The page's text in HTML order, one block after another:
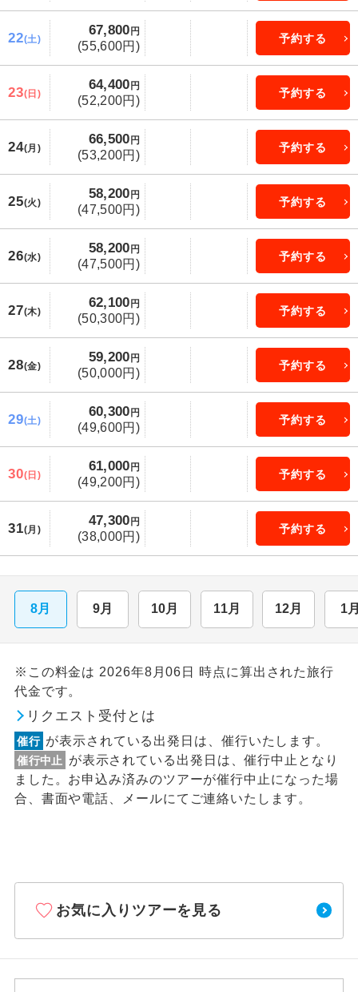
22(土)
67,800 円
(55,600円)
予約する
23(日)
64,400 円
(52,200円)
予約する
24(月)
66,500 円
(53,200円)
予約する
25(火)
58,200 円
(47,500円)
予約する
26(水)
58,200 円
(47,500円)
予約する
27(木)
62,100 円
(50,300円)
予約する
28(金)
59,200 円
(50,000円)
予約する
29(土)
60,300 円
(49,600円)
予約する
30(日)
61,000 円
(49,200円)
予約する
31(月)
47,300 円
(38,000円)
予約する
8月 9月 10月 11月 12月 1
※この料金は 2026年8月06日 時点に算出された旅行
代金です。
リクエスト受付とは
催行 が表示されている出発日は、催行いたします。
催行中止
が表示されている出発日は、催行中止となり
ました。お申込み済みのツアーが催行中止になった場
合、書面や電話、メールにてご連絡いたします。
お気に入りツアーを見る